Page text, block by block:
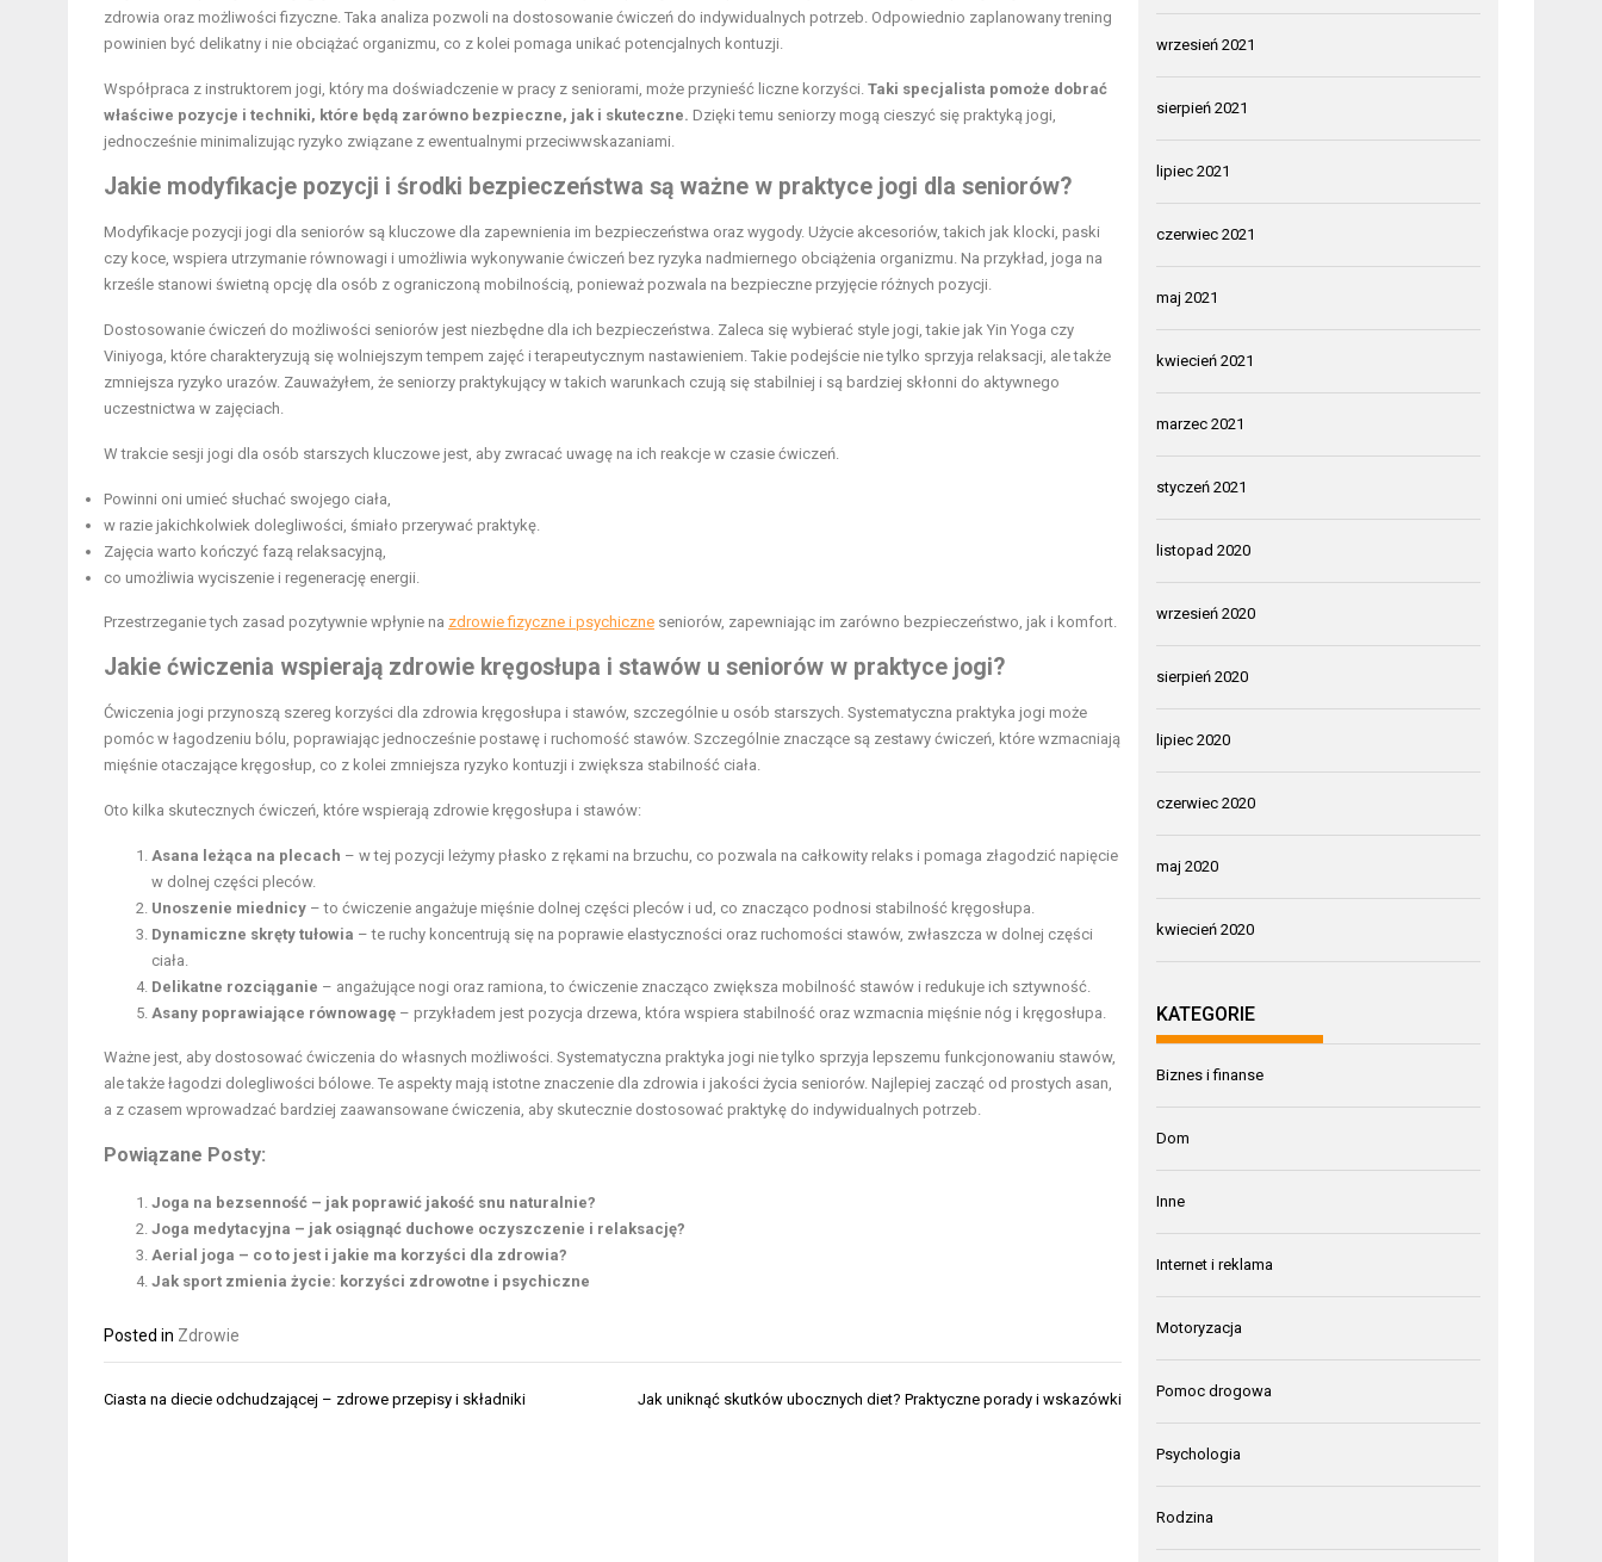
zdrowia oraz możliwości fizyczne. Taka analiza pozwoli na dostosowanie ćwiczeń do indywidualnych potrzeb. Odpowiednio zaplanowany trening
powinien być delikatny i nie obciążać organizmu, co z kolei pomaga unikać potencjalnych kontuzji.
Współpraca z instruktorem jogi, który ma doświadczenie w pracy z seniorami, może przynieść liczne korzyści. Taki specjalista pomoże dobrać
właściwe pozycje i techniki, które będą zarówno bezpieczne, jak i skuteczne. Dzięki temu seniorzy mogą cieszyć się praktyką jogi,
jednocześnie minimalizując ryzyko związane z ewentualnymi przeciwwskazaniami.
Jakie modyfikacje pozycji i środki bezpieczeństwa są ważne w praktyce jogi dla seniorów?
Modyfikacje pozycji jogi dla seniorów są kluczowe dla zapewnienia im bezpieczeństwa oraz wygody. Użycie akcesoriów, takich jak klocki, paski
czy koce, wspiera utrzymanie równowagi i umożliwia wykonywanie ćwiczeń bez ryzyka nadmiernego obciążenia organizmu. Na przykład, joga na
krześle stanowi świetną opcję dla osób z ograniczoną mobilnością, ponieważ pozwala na bezpieczne przyjęcie różnych pozycji.
Dostosowanie ćwiczeń do możliwości seniorów jest niezbędne dla ich bezpieczeństwa. Zaleca się wybierać style jogi, takie jak Yin Yoga czy
Viniyoga, które charakteryzują się wolniejszym tempem zajęć i terapeutycznym nastawieniem. Takie podejście nie tylko sprzyja relaksacji, ale także
zmniejsza ryzyko urazów. Zauważyłem, że seniorzy praktykujący w takich warunkach czują się stabilniej i są bardziej skłonni do aktywnego
uczestnictwa w zajęciach.
W trakcie sesji jogi dla osób starszych kluczowe jest, aby zwracać uwagę na ich reakcje w czasie ćwiczeń.
Powinni oni umieć słuchać swojego ciała,
w razie jakichkolwiek dolegliwości, śmiało przerywać praktykę.
Zajęcia warto kończyć fazą relaksacyjną,
co umożliwia wyciszenie i regenerację energii.
Przestrzeganie tych zasad pozytywnie wpłynie na zdrowie fizyczne i psychiczne seniorów, zapewniając im zarówno bezpieczeństwo, jak i komfort.
Jakie ćwiczenia wspierają zdrowie kręgosłupa i stawów u seniorów w praktyce jogi?
Ćwiczenia jogi przynoszą szereg korzyści dla zdrowia kręgosłupa i stawów, szczególnie u osób starszych. Systematyczna praktyka jogi może
pomóc w łagodzeniu bólu, poprawiając jednocześnie postawę i ruchomość stawów. Szczególnie znaczące są zestawy ćwiczeń, które wzmacniają
mięśnie otaczające kręgosłup, co z kolei zmniejsza ryzyko kontuzji i zwiększa stabilność ciała.
Oto kilka skutecznych ćwiczeń, które wspierają zdrowie kręgosłupa i stawów:
Asana leżąca na plecach – w tej pozycji leżymy płasko z rękami na brzuchu, co pozwala na całkowity relaks i pomaga złagodzić napięcie
w dolnej części pleców.
Unoszenie miednicy – to ćwiczenie angażuje mięśnie dolnej części pleców i ud, co znacząco podnosi stabilność kręgosłupa.
Dynamiczne skręty tułowia – te ruchy koncentrują się na poprawie elastyczności oraz ruchomości stawów, zwłaszcza w dolnej części
ciała.
Delikatne rozciąganie – angażujące nogi oraz ramiona, to ćwiczenie znacząco zwiększa mobilność stawów i redukuje ich sztywność.
Asany poprawiające równowagę – przykładem jest pozycja drzewa, która wspiera stabilność oraz wzmacnia mięśnie nóg i kręgosłupa.
Ważne jest, aby dostosować ćwiczenia do własnych możliwości. Systematyczna praktyka jogi nie tylko sprzyja lepszemu funkcjonowaniu stawów,
ale także łagodzi dolegliwości bólowe. Te aspekty mają istotne znaczenie dla zdrowia i jakości życia seniorów. Najlepiej zacząć od prostych asan,
a z czasem wprowadzać bardziej zaawansowane ćwiczenia, aby skutecznie dostosować praktykę do indywidualnych potrzeb.
Powiązane Posty:
Joga na bezsenność – jak poprawić jakość snu naturalnie?
Joga medytacyjna – jak osiągnąć duchowe oczyszczenie i relaksację?
Aerial joga – co to jest i jakie ma korzyści dla zdrowia?
Jak sport zmienia życie: korzyści zdrowotne i psychiczne
Posted in Zdrowie
Nawigacja
Ciasta na diecie odchudzającej – zdrowe przepisy i składniki Jak uniknąć skutków ubocznych diet? Praktyczne porady i wskazówki
wrzesień 2021
sierpień 2021
lipiec 2021
czerwiec 2021
maj 2021
kwiecień 2021
marzec 2021
styczeń 2021
listopad 2020
wrzesień 2020
sierpień 2020
lipiec 2020
czerwiec 2020
maj 2020
kwiecień 2020
KATEGORIE
Biznes i finanse
Dom
Inne
Internet i reklama
Motoryzacja
Pomoc drogowa
Psychologia
Rodzina